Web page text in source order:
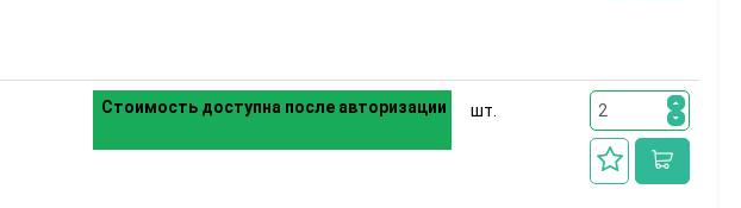
Стоимость доступна после авторизации шт.